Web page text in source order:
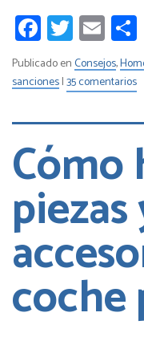
Facebook
Twitter
Email
Publicado enConsejos,
sanciones|35 comentarios
piezas
coche